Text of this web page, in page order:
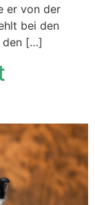
er von der
bei den
den […]